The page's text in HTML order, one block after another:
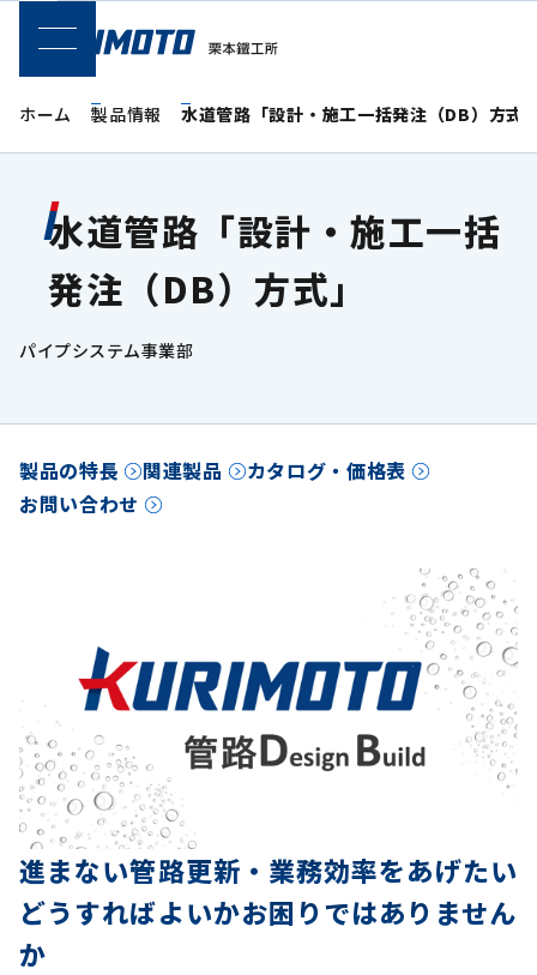
SPメニュー
ホーム 製品情報 水道管路「設計・施工一括発注（DB）方式
水道管路「設計・施工一括
発注（DB）方式」
パイプシステム事業部
製品の特長 関連製品
カタログ・価格表
お問い合わせ
進まない管路更新・業務効率をあげたい
どうすればよいかお困りではありません
か